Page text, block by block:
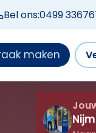
Bel ons:0499
maken